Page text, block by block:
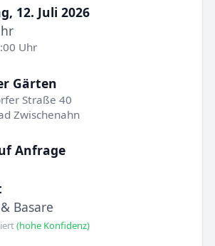
12. Juli 2026
Uhr
Gärten
Straße 40
Zwischenahn
Anfrage
Basare
(hohe Konfidenz)